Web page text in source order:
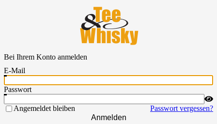
TEE & WHISKY
Bei Ihrem Konto anmelden
E-Mail
Passwort
Angemeldet bleiben
Passwort vergessen?
Anmelden